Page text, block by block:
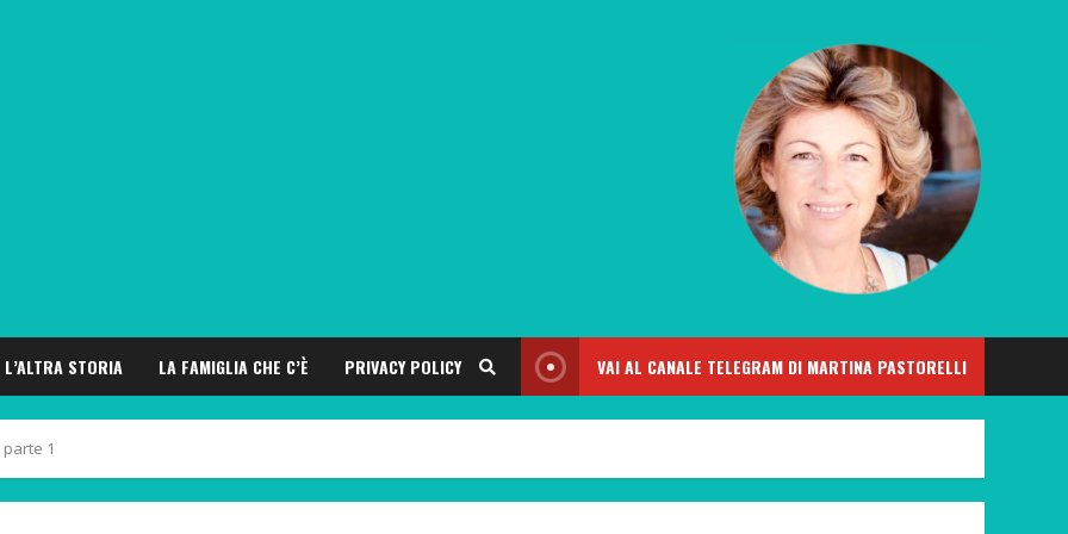
L’ALTRA STORIA LA FAMIGLIA CHE C’È PRIVACY POLICY VAI AL CANALE TELEGRAM DI MARTINA PASTORELLI
parte 1